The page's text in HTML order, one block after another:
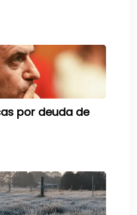
por deuda de